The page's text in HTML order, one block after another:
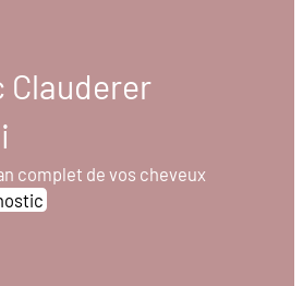
Clauderer
complet de vos cheveux